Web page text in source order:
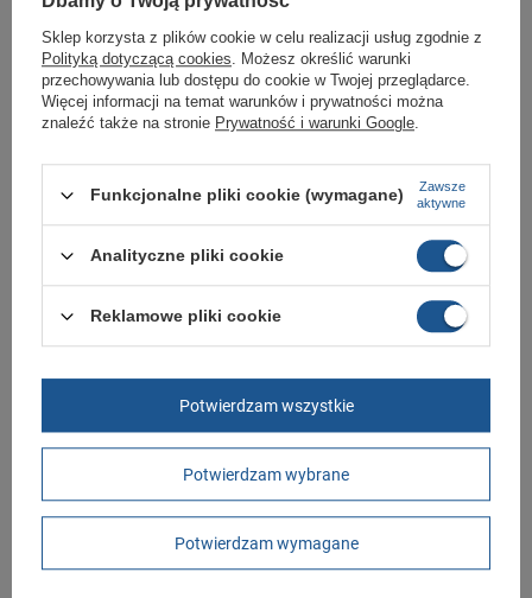
oryginalny i pochodzi z oficjalnej sieci dystrybucyjnej.
W ciągu 30 dni możesz dokonać zwrotu bądź wymiany towaru bez
podania przyczyny.
Gwarancja
Zapięcie sznurowane
Materiał zewnętrzny
Płeć
Długość towaru w
centymetrach
Więcej
30
centymetrach
Więcej
20
Wysokość towaru w
12
Sklep korzysta z plików cookie w celu realizacji usług zgodnie z
Polityką dotyczącą cookies. Możesz określić warunki
przechowywania lub dostępu do cookie w Twojej przeglądarce.
Więcej informacji na temat warunków i prywatności można
znaleźć także na stronie Prywatność i warunki Google.
Funkcjonalne pliki cookie (wymagane)
Zawsze
aktywne
Analityczne pliki cookie
Reklamowe pliki cookie
Potwierdzam wybrane
Potwierdzam wymagane
Potwierdzam wszystkie